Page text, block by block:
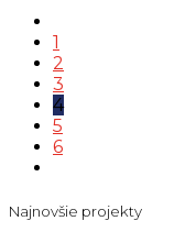
1
2
3
4
5
6
Najnovšie projekty